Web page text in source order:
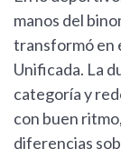
manos del
transformó en
Unificada. La
categoría y
con buen
diferencias